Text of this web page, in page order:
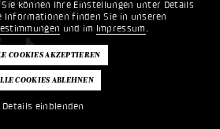
können Ihre Einstellungen unter Details
Informationen finden Sie in unseren
und im Impressum .
Details einblenden